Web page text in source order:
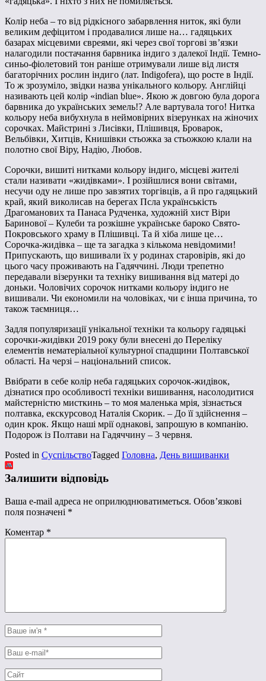
Колір неба – то від рідкісного забарвлення ниток, які були
великим дефіцитом і продавалися лише на… гадяцьких
базарах місцевими євреями, які через свої торгові зв’язки
налагодили постачання барвника індиго з далекої Індії. Темно-
синьо-фіолетовий тон раніше отримували лише від листя
багаторічних рослин індиго (лат. Indigofera), що росте в Індії.
То ж зрозуміло, звідки назва унікального кольору. Англійці
називають цей колір «indian blue». Якою ж довгою була дорога
барвника до українських земель!? Але вартувала того! Нитка
кольору неба вибухнула в неймовірних візерунках на жіночих
сорочках. Майстрині з Лисівки, Плішивця, Броварок,
Вельбівки, Хитців, Книшівки стьожка за стьожкою клали на
полотно свої Віру, Надію, Любов.
Сорочки, вишиті нитками кольору індиго, місцеві жителі
стали називати «жидівками». І розійшлися вони світами,
несучи оду не лише про завзятих торгівців, а й про гадяцький
край, який виколисав на берегах Псла українськість
Драгоманових та Панаса Рудченка, художній хист Віри
Баринової – Кулеби та розкішне українське бароко Свято-
Покровського храму в Плішивці. Та й хіба лише це…
Сорочка-жидівка – ще та загадка з кількома невідомими!
Припускають, що вишивали їх у родинах старовірів, які до
цього часу проживають на Гадяччині. Люди трепетно
передавали візерунки та техніку вишивання від матері до
доньки. Чоловічих сорочок нитками кольору індиго не
вишивали. Чи економили на чоловіках, чи є інша причина, то
також таємниця…
Задля популяризації унікальної техніки та кольору гадяцькі
сорочки-жидівки 2019 року були внесені до Переліку
елементів нематеріальної культурної спадщини Полтавської
області. На черзі – національний список.
Ввібрати в себе колір неба гадяцьких сорочок-жидівок,
дізнатися про особливості техніки вишивання, насолодитися
майстерністю мисткинь – то моя маленька мрія, зізнається
полтавка, екскурсовод Наталія Скорик. – До її здійснення –
один крок. Якщо наші мрії однакові, запрошую в компанію.
Подорож із Полтави на Гадяччину – 3 червня.
Posted in СуспільствоTagged Головна, День вишиванки
Залишити відповідь
Ваша e-mail адреса не оприлюднюватиметься. Обов’язкові
поля позначені *
Коментар *